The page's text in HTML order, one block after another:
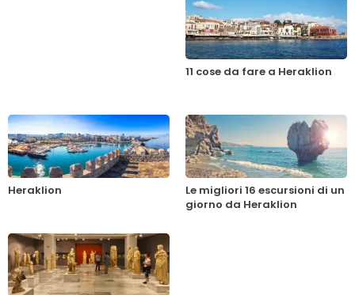
11 cose da fare a Heraklion
Heraklion
Le migliori 16 escursioni di un
giorno da Heraklion